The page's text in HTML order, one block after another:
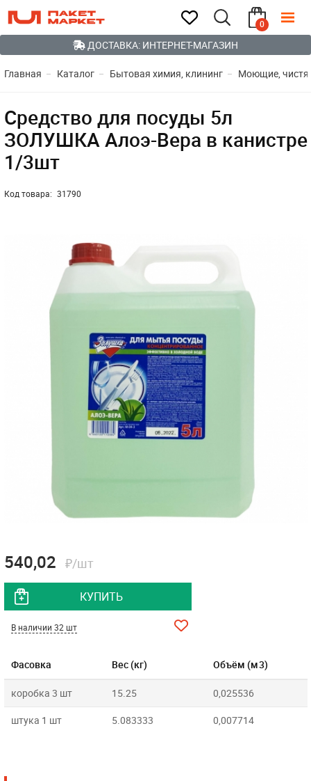
0
ДОСТАВКА: ИНТЕРНЕТ-МАГАЗИН
Главная Каталог Бытовая химия, клининг Моющие,
Средство для посуды 5л
ЗОЛУШКА Алоэ-Вера в канистре
1/3шт
Код товара: 31790
Фасовка Вес (кг) Объём (м3)
коробка 3 шт 15.25 0,025536
штука 1 шт 5.083333 0,007714
540,02 ₽/шт
КУПИТЬ
В наличии 32 шт